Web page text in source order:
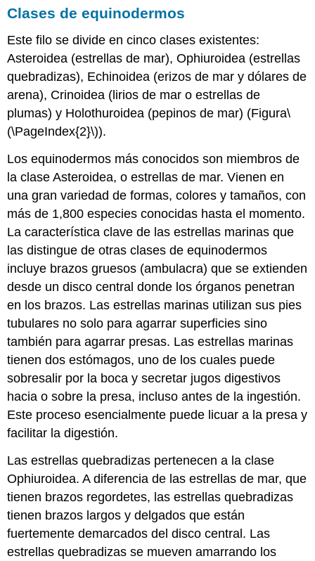
Clases de equinodermos
Este filo se divide en cinco clases existentes:
Asteroidea (estrellas de mar), Ophiuroidea (estrellas
quebradizas), Echinoidea (erizos de mar y dólares de
arena), Crinoidea (lirios de mar o estrellas de
plumas) y Holothuroidea (pepinos de mar) (Figura\
(\PageIndex{2}\)).
Los equinodermos más conocidos son miembros de
la clase Asteroidea, o estrellas de mar. Vienen en
una gran variedad de formas, colores y tamaños, con
más de 1,800 especies conocidas hasta el momento.
La característica clave de las estrellas marinas que
las distingue de otras clases de equinodermos
incluye brazos gruesos (ambulacra) que se extienden
desde un disco central donde los órganos penetran
en los brazos. Las estrellas marinas utilizan sus pies
tubulares no solo para agarrar superficies sino
también para agarrar presas. Las estrellas marinas
tienen dos estómagos, uno de los cuales puede
sobresalir por la boca y secretar jugos digestivos
hacia o sobre la presa, incluso antes de la ingestión.
Este proceso esencialmente puede licuar a la presa y
facilitar la digestión.
Las estrellas quebradizas pertenecen a la clase
Ophiuroidea. A diferencia de las estrellas de mar, que
tienen brazos regordetes, las estrellas quebradizas
tienen brazos largos y delgados que están
fuertemente demarcados del disco central. Las
estrellas quebradizas se mueven amarrando los